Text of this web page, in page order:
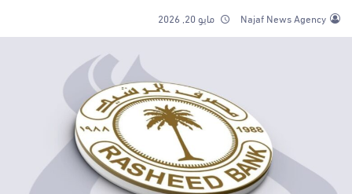
Najaf News Agency مايو 20, 2026